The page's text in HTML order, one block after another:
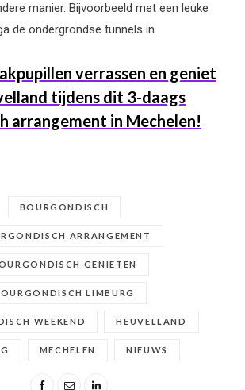
manier. Bijvoorbeeld met een leuke
de ondergrondse tunnels in.
verrassen en geniet
tijdens dit 3-daags
arrangement in Mechelen!
BOURGONDISCH
ARRANGEMENT
GENIETEN
LIMBURG
WEEKEND HEUVELLAND
MECHELEN NIEUWS